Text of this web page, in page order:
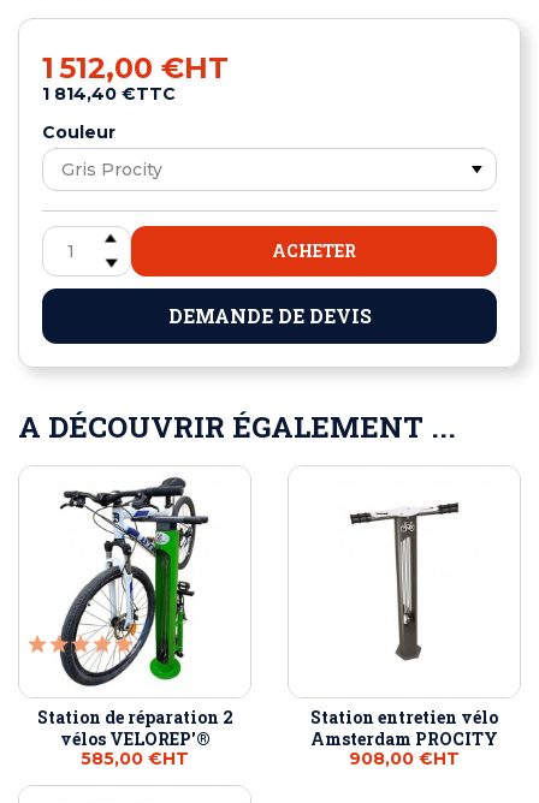
1 512,00 €HT
1 814,40 €TTC
Couleur
ACHETER
DEMANDE DE DEVIS
A DÉCOUVRIR ÉGALEMENT ...
Station de réparation 2
vélos VELOREP'®
585,00 €HT
Station entretien vélo
Amsterdam PROCITY
908,00 €HT